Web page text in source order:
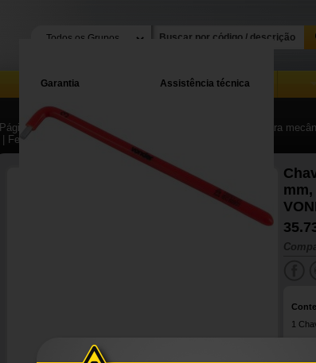
Garantia Assistência técnica
Página Inicial | ...
| Ferramentas manuais, equipamentos para
| Ferramentas manuais para elétrica e eletrônica
mm,
1
para